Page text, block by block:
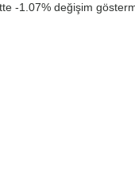
-1.07% değişim